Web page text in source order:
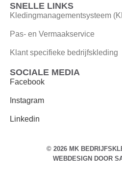
SNELLE LINKS
Kledingmanagementsysteem
Pas- en Vermaakservice
Klant specifieke bedrijfskleding
SOCIALE MEDIA
Facebook
Instagram
Linkedin
© 2026 MK
WEBDESIGN DOOR